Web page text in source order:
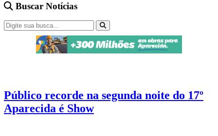
Buscar Notícias
Público recorde na segunda noite do 17º
Aparecida é Show